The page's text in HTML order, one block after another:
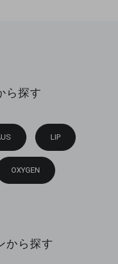
ら探す
LIP
OXYGEN
から探す